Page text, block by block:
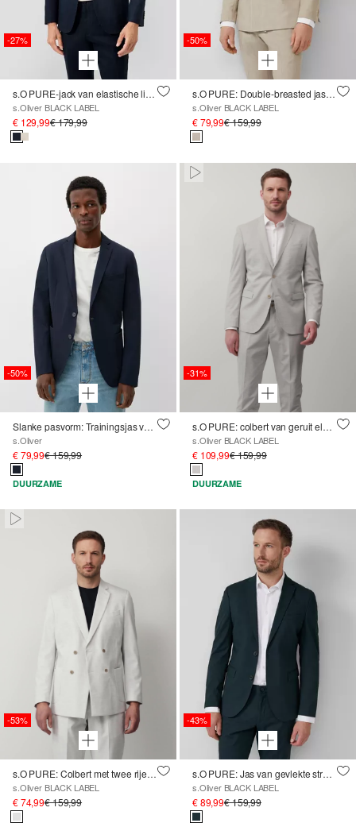
-27%
s.O PURE-jack van elastische linnenmix
s.Oliver BLACK LABEL
€ 129,99€ 179,99
-50%
s.O PURE: Double-breasted jasje van elastische linnenmix
s.Oliver BLACK LABEL
€ 79,99€ 159,99
-50%
Slanke pasvorm: Trainingsjas van stretch jersey
s.Oliver
€ 79,99€ 159,99
DUURZAME
Paused • Muted
-31%
s.O PURE: colbert van geruit elastisch weefsel
s.Oliver BLACK LABEL
€ 109,99€ 159,99
DUURZAME
Paused • Muted
-53%
s.O PURE: Colbert met twee rijen en een slim fit
s.Oliver BLACK LABEL
€ 74,99€ 159,99
-43%
s.O PURE: Jas van gevlekte stretch keperstof
s.Oliver BLACK LABEL
€ 89,99€ 159,99